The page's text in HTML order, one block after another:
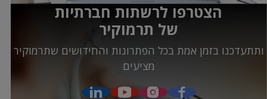
הצטרפו לרשתות חברתיות
של תרמוקיר
ותתעדכנו בזמן אמת בכל הפתרונות והחידושים שתרמוקיר
מציעים